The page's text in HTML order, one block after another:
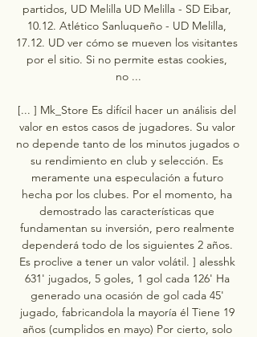
partidos, UD Melilla UD Melilla - SD Eibar,
10.12. Atlético Sanluqueño - UD Melilla,
17.12. UD ver cómo se mueven los visitantes
por el sitio. Si no permite estas cookies,
no ...
[... ] Mk_Store Es difícil hacer un análisis del
valor en estos casos de jugadores. Su valor
no depende tanto de los minutos jugados o
su rendimiento en club y selección. Es
meramente una especulación a futuro
hecha por los clubes. Por el momento, ha
demostrado las características que
fundamentan su inversión, pero realmente
dependerá todo de los siguientes 2 años.
Es proclive a tener un valor volátil. ] alesshk
631' jugados, 5 goles, 1 gol cada 126' Ha
generado una ocasión de gol cada 45'
jugado, fabricandola la mayoría él Tiene 19
años (cumplidos en mayo) Por cierto, solo